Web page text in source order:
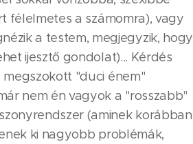
félelmetes a számomra), vagy
a testem, megjegyzik, hogy
ijesztő gondolat)... Kérdés
megszokott "duci énem"
nem én vagyok a "rosszabb"
(aminek korábban
ki nagyobb problémák,